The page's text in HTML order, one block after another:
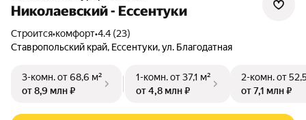
Николаевский - Ессентуки
Строится•комфорт•4.4 (23)
Ставропольский край, Ессентуки, ул. Благодатная
3-комн.от 68,6 м²
от 8,9 млн ₽
1-комн.от 37,1 м²
от 4,8 млн ₽
2-комн.от
от 7,1 млн ₽